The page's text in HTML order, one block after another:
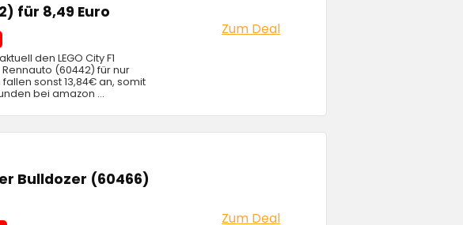
für 8,49 Euro
den LEGO City F1
(60442) für nur
sonst 13,84€ an, somit
bei amazon ...
Zum Deal
Bulldozer (60466)
Zum Deal